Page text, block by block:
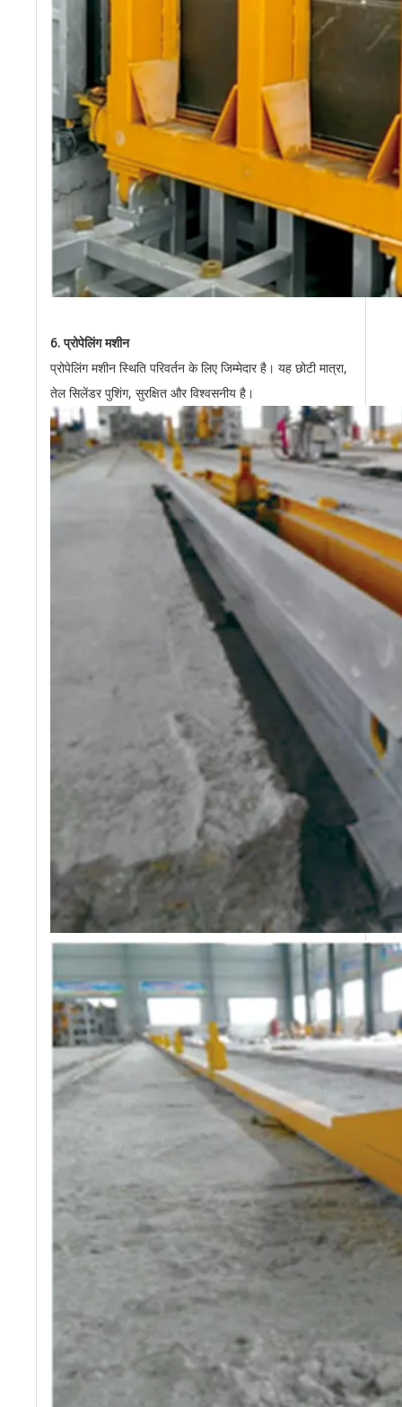
6. प्रोपेलिंग मशीन
प्रोपेलिंग मशीन स्थिति परिवर्तन के लिए जिम्मेदार है। यह छोटी मात्रा,
तेल सिलेंडर पुशिंग, सुरक्षित और विश्वसनीय है।